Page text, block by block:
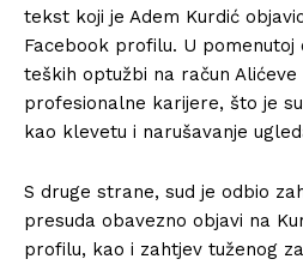
tekst koji je Adem Kurdić
Facebook profilu. U pomenutoj
teških optužbi na račun
profesionalne karijere, što je
kao klevetu i narušavanje
S druge strane, sud je odbio
presuda obavezno objavi na
profilu, kao i zahtjev tuženog